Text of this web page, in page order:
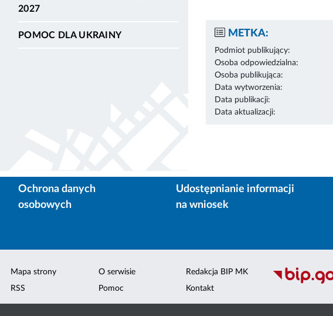
2027
POMOC DLA UKRAINY METKA:
Podmiot publikujący:
Osoba odpowiedzialna:
Osoba publikująca:
Data wytworzenia:
Data publikacji:
Data aktualizacji:
Ochrona danych
osobowych
Udostępnianie informacji
na wniosek
Mapa strony
RSS
O serwisie
Pomoc
Redakcja BIP MK
Kontakt